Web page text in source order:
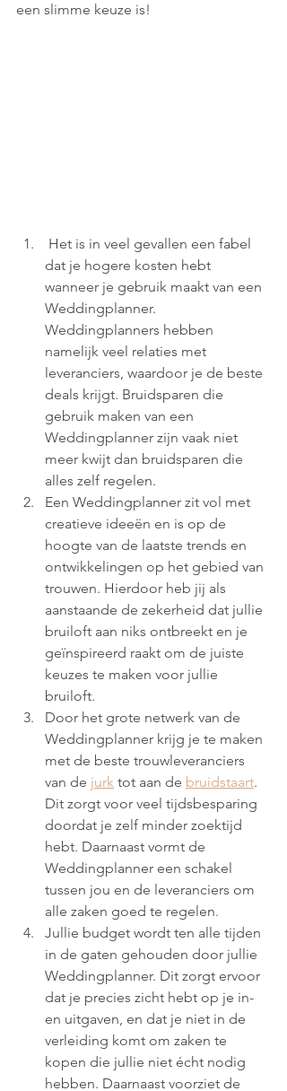
een slimme keuze is!
dat je hogere kosten hebt
wanneer je gebruik maakt van een
Weddingplanner.
Weddingplanners hebben
namelijk veel relaties met
leveranciers, waardoor je de beste
deals krijgt. Bruidsparen die
gebruik maken van een
Weddingplanner zijn vaak niet
meer kwijt dan bruidsparen die
alles zelf regelen.
Een Weddingplanner zit vol met
creatieve ideeën en is op de
hoogte van de laatste trends en
ontwikkelingen op het gebied van
trouwen. Hierdoor heb jij als
aanstaande de zekerheid dat jullie
bruiloft aan niks ontbreekt en je
geïnspireerd raakt om de juiste
keuzes te maken voor jullie
bruiloft.
Door het grote netwerk van de
Weddingplanner krijg je te maken
met de beste trouwleveranciers
van de jurk tot aan de bruidstaart.
Dit zorgt voor veel tijdsbesparing
doordat je zelf minder zoektijd
hebt. Daarnaast vormt de
Weddingplanner een schakel
tussen jou en de leveranciers om
alle zaken goed te regelen.
Jullie budget wordt ten alle tijden
in de gaten gehouden door jullie
Weddingplanner. Dit zorgt ervoor
dat je precies zicht hebt op je in-
en uitgaven, en dat je niet in de
verleiding komt om zaken te
kopen die jullie niet écht nodig
hebben. Daarnaast voorziet de